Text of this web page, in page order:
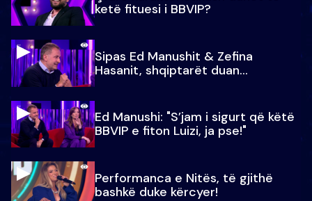
ketë fituesi i BBVIP?
Sipas Ed Manushit & Zefina
Hasanit, shqiptarët duan...
Ed Manushi: "S’jam i sigurt që këtë
BBVIP e fiton Luizi, ja pse!"
Performanca e Nitës, të gjithë
bashkë duke kërcyer!